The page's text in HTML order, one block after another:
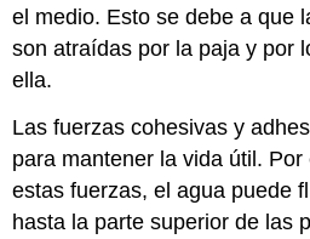
el medio. Esto se debe a que
son atraídas por la paja y por
ella.
Las fuerzas cohesivas y
para mantener la vida útil.
estas fuerzas, el agua puede
hasta la parte superior de las